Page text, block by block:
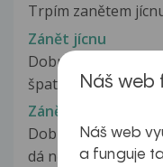
Trpím zanětem
Zánět jícnu
Dobrý den chci se
špatně polykání
Zánět jícnu 2.st
Dobrý den, chtěl
dá nějak poznat, že
Náš web
Náš web
a funguje